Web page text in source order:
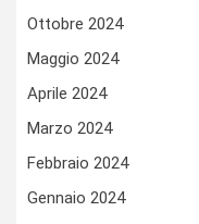
Ottobre 2024
Maggio 2024
Aprile 2024
Marzo 2024
Febbraio 2024
Gennaio 2024